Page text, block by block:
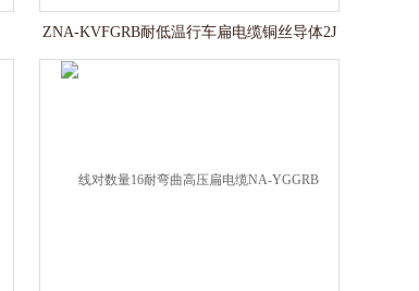
ZNA-KVFGRB耐低温行车扁电缆铜丝导体2J